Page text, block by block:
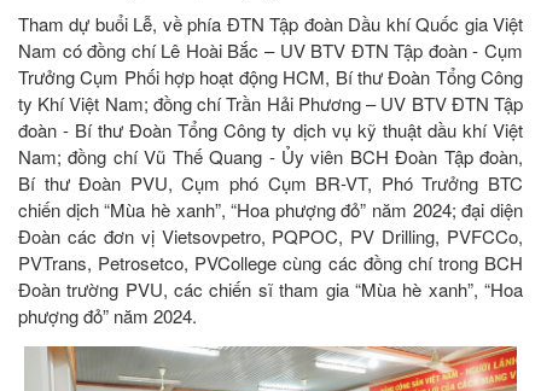
Tham dự buổi Lễ, về phía ĐTN Tập đoàn Dầu khí Quốc gia Việt
Nam có đồng chí Lê Hoài Bắc – UV BTV ĐTN Tập đoàn - Cụm
Trưởng Cụm Phối hợp hoạt động HCM, Bí thư Đoàn Tổng Công
ty Khí Việt Nam; đồng chí Trần Hải Phương – UV BTV ĐTN Tập
đoàn - Bí thư Đoàn Tổng Công ty dịch vụ kỹ thuật dầu khí Việt
Nam; đồng chí Vũ Thế Quang - Ủy viên BCH Đoàn Tập đoàn,
Bí thư Đoàn PVU, Cụm phó Cụm BR-VT, Phó Trưởng BTC
chiến dịch “Mùa hè xanh”, “Hoa phượng đỏ” năm 2024; đại diện
Đoàn các đơn vị Vietsovpetro, PQPOC, PV Drilling, PVFCCo,
PVTrans, Petrosetco, PVCollege cùng các đồng chí trong BCH
Đoàn trường PVU, các chiến sĩ tham gia “Mùa hè xanh”, “Hoa
phượng đỏ” năm 2024.